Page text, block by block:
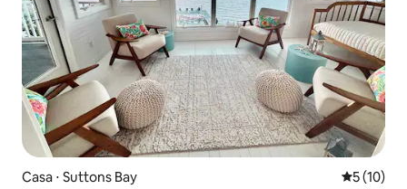
Casa ⋅ Suttons Bay 5 de uma
5 (10)